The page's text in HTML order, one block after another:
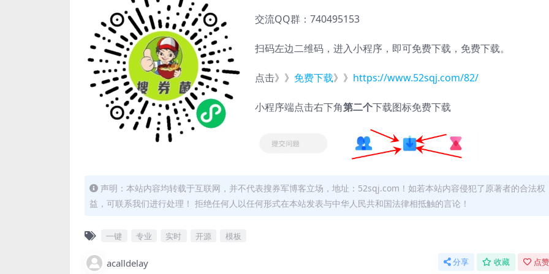
交流QQ群：740495153
扫码左边二维码，进入小程序，即可免费下载，免费下载。
点击》》 免费下载》》 https://www.52sqj.com/82/
小程序端点击右下角第二个下载图标免费下载
声明：本站内容均转载于互联网，并不代表搜券军博客立场，地址：52sqj.com！如若本站内容侵犯了原著者的合法权
益，可联系我们进行处理！ 拒绝任何人以任何形式在本站发表与中华人民共和国法律相抵触的言论！
一键 专业 实时 开源 模板
acalldelay 分享 收藏 点